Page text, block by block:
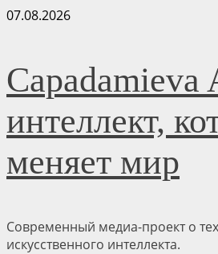
Перейти
07.08.2026
интеллект,
меняет мир
Современный медиа-проект о
искусственного интеллекта.